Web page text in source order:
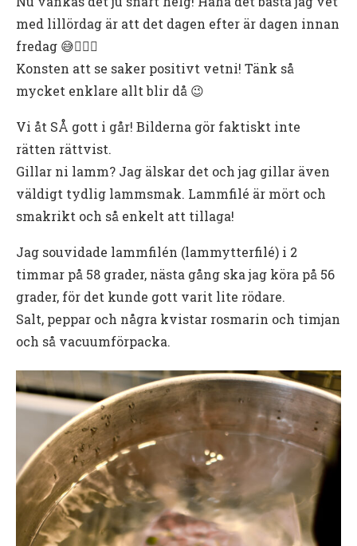
med lillördag är att det dagen efter är dagen innan
fredag 😅🙋🏻‍♀️
Konsten att se saker positivt vetni! Tänk så
mycket enklare allt blir då 😉
Vi åt SÅ gott i går! Bilderna gör faktiskt inte
rätten rättvist.
Gillar ni lamm? Jag älskar det och jag gillar även
väldigt tydlig lammsmak. Lammfilé är mört och
smakrikt och så enkelt att tillaga!
Jag souvidade lammfilén (lammytterfilé) i 2
timmar på 58 grader, nästa gång ska jag köra på 56
grader, för det kunde gott varit lite rödare.
Salt, peppar och några kvistar rosmarin och timjan
och så vacuumförpacka.